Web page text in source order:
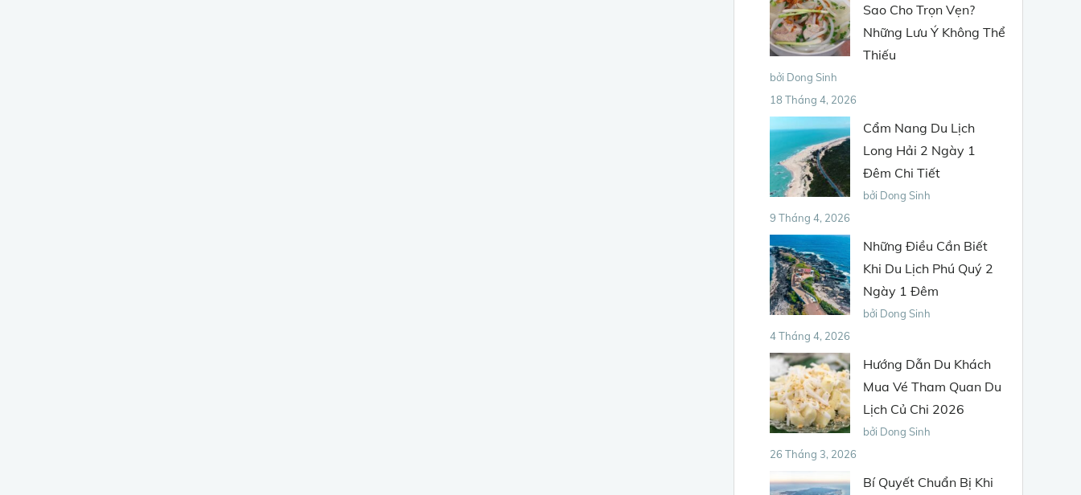
Sao Cho Trọn Vẹn?
Những Lưu Ý Không Thể
Thiếu
bởi Dong Sinh
18 Tháng 4, 2026
Cẩm Nang Du Lịch
Long Hải 2 Ngày 1
Đêm Chi Tiết
bởi Dong Sinh
9 Tháng 4, 2026
Những Điều Cần Biết
Khi Du Lịch Phú Quý 2
Ngày 1 Đêm
bởi Dong Sinh
4 Tháng 4, 2026
Hướng Dẫn Du Khách
Mua Vé Tham Quan Du
Lịch Củ Chi 2026
bởi Dong Sinh
26 Tháng 3, 2026
Bí Quyết Chuẩn Bị Khi